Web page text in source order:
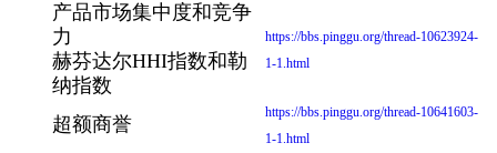
产品市场集中度和竞争
力
https://bbs.pinggu.org/thread-10623924-
1-1.html
赫芬达尔HHI指数和勒
纳指数
超额商誉
https://bbs.pinggu.org/thread-10641603-
1-1.html